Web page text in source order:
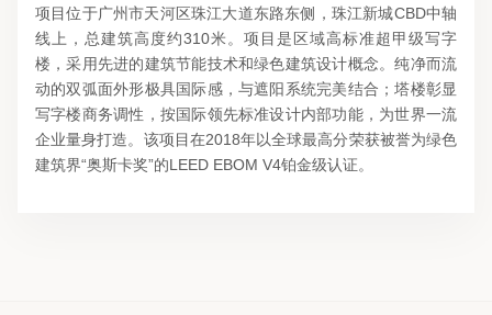
项目位于广州市天河区珠江大道东路东侧，珠江新城CBD中轴
线上，总建筑高度约310米。项目是区域高标准超甲级写字
楼，采用先进的建筑节能技术和绿色建筑设计概念。纯净而流
动的双弧面外形极具国际感，与遮阳系统完美结合；塔楼彰显
写字楼商务调性，按国际领先标准设计内部功能，为世界一流
企业量身打造。该项目在2018年以全球最高分荣获被誉为绿色
建筑界“奥斯卡奖”的LEED EBOM V4铂金级认证。